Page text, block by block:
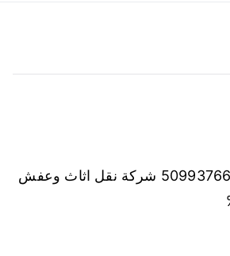
نقل عفش الكويت 50993766 شركة نقل اثاث وعفش